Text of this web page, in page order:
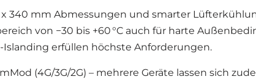
x 340 mm Abmessungen und smarter
von −30 bis +60 °C auch für harte
erfüllen höchste Anforderungen.
(4G/3G/2G) – mehrere Geräte lassen sich